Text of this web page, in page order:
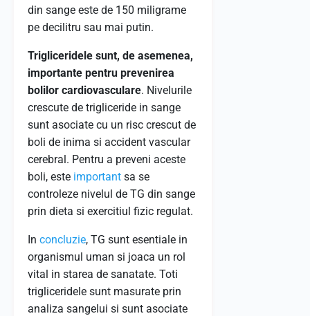
din sange este de 150 miligrame
pe decilitru sau mai putin.
Trigliceridele sunt, de asemenea,
importante pentru prevenirea
bolilor cardiovasculare. Nivelurile
crescute de trigliceride in sange
sunt asociate cu un risc crescut de
boli de inima si accident vascular
cerebral. Pentru a preveni aceste
boli, este important sa se
controleze nivelul de TG din sange
prin dieta si exercitiul fizic regulat.
In concluzie, TG sunt esentiale in
organismul uman si joaca un rol
vital in starea de sanatate. Toti
trigliceridele sunt masurate prin
analiza sangelui si sunt asociate